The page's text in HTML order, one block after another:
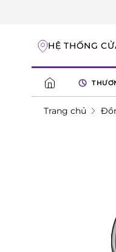
HỆ THỐNG
Trang chủ